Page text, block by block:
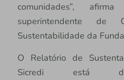
comunidades”,
superintendente de
Sustentabilidade da
O Relatório de
Sicredi está